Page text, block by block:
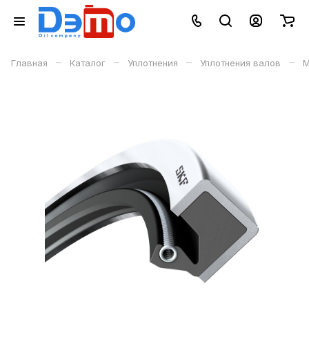
Главная – Каталог – Уплотнения – Уплотнения валов –